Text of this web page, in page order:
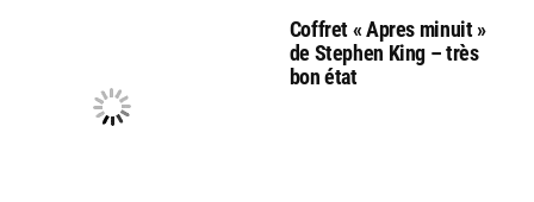
Coffret « Apres minuit »
de Stephen King – très
bon état